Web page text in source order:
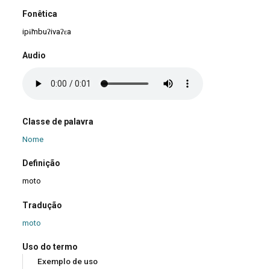
Fonêtica
ipɨ̃mbuʔivaʔɛa
Audio
Classe de palavra
Nome
Definição
moto
Tradução
moto
Uso do termo
Exemplo de uso